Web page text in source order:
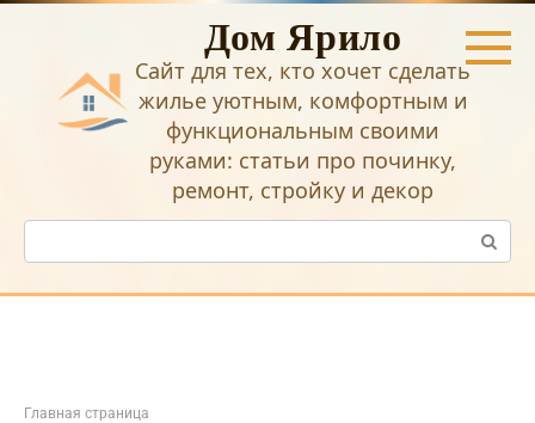
Перейти
Дом Ярило
Сайт для тех, кто хочет сделать
жилье уютным, комфортным и
функциональным своими
руками: статьи про починку,
ремонт, стройку и декор
Поиск:
Главная страница